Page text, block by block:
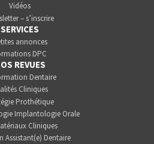
Vidéos
– s’inscrire
SERVICES
annonces
DPC
REVUES
Dentaire
Cliniques
Prothétique
Implantologie Orale
Cliniques
Assistant(e) Dentaire